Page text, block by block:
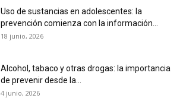
Uso de sustancias en adolescentes: la
prevención comienza con la información...
18 junio, 2026
Alcohol, tabaco y otras drogas: la importancia
de prevenir desde la...
4 junio, 2026